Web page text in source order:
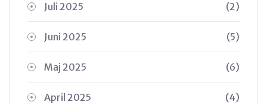
Juli 2025 (2)
Juni 2025 (5)
Maj 2025 (6)
April 2025 (4)